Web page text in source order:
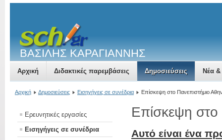
ΒΑΣΙΛΗΣ ΚΑΡΑΓΙΑΝΝΗΣ
Αρχική Διδακτικές παρεμβάσεις Δημοσιεύσεις Νέα
Αρχική Δημοσιεύσεις Εισηγήγεις σε συνέδρια Επίσκεψη στο Πανεπιστήμιο
Ερευνητικές εργασίες
Εισηγήγεις σε συνέδρια
Επίσκεψη
Αυτό είναι ένα